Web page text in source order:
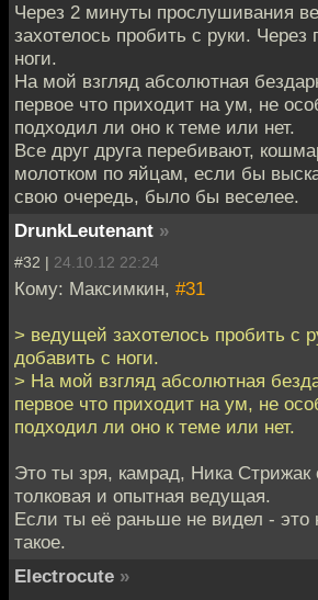
Через 2 минуты прослушивания
захотелось пробить с руки. Через
ноги.
На мой взгляд абсолютная
первое что приходит на ум, не
подходил ли оно к теме или нет.
Все друг друга перебивают,
молотком по яйцам, если бы
свою очередь, было бы веселее.
DrunkLeutenant »
#32 | 24.10.12 22:24
Кому: Максимкин, #31
> ведущей захотелось пробить с
добавить c ноги.
> На мой взгляд абсолютная
первое что приходит на ум, не
подходил ли оно к теме или нет.
Это ты зря, камрад, Ника Стрижак
толковая и опытная ведущая.
Если ты её раньше не видел - это
такое.
Electrocute »